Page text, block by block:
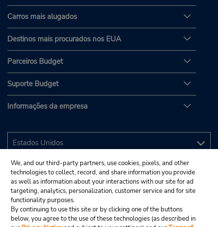
Carros mais alugados
Destinos mais procurados nos EUA
Parceiros Budget
Suporte Budget
Informações da empresa
We, and our third-party partners, use cookies, pixels, and other
technologies to collect, record, and share information you provide
as well as information about your interactions with our site for ad
targeting, analytics, personalization, customer service and for site
functionality purposes.
By continuing to use this site or by clicking one of the buttons
below, you agree to the use of these technologies (as described in